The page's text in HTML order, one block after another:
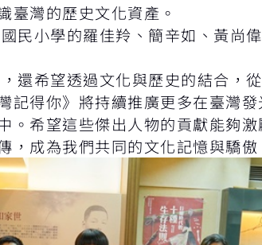
臺灣的歷史文化資產。
小學的羅佳羚、簡辛如、黃尚
希望透過文化與歷史的結合，
記得你》將持續推廣更多在臺灣
。希望這些傑出人物的貢獻能夠
，成為我們共同的文化記憶與驕